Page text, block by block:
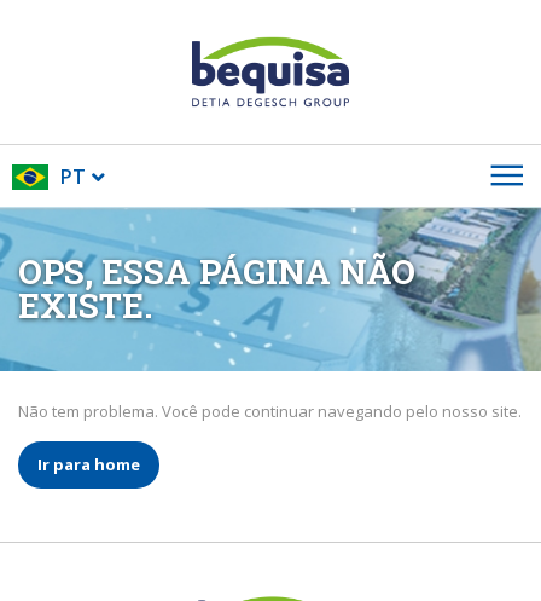
PT
OPS, ESSA PÁGINA NÃO
EXISTE.
Não tem problema. Você pode continuar navegando pelo nosso site.
Ir para home